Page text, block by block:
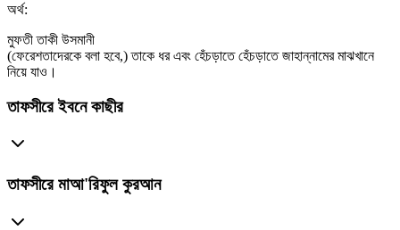
অর্থ:
মুফতী তাকী উসমানী
(ফেরেশতাদেরকে বলা হবে,) তাকে ধর এবং হেঁচড়াতে হেঁচড়াতে জাহান্নামের মাঝখানে
নিয়ে যাও।
তাফসীরে ইবনে কাছীর
তাফসীরে মাআ'রিফুল কুরআন